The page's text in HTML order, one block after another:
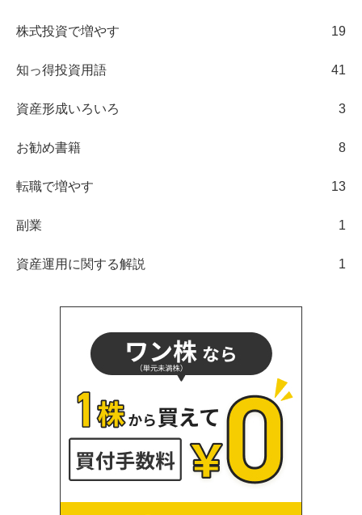
株式投資で増やす 19
知っ得投資用語 41
資産形成いろいろ 3
お勧め書籍 8
転職で増やす 13
副業 1
資産運用に関する解説 1